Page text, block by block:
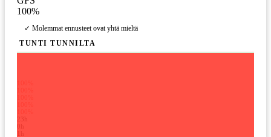
100%
✓ Molemmat ennusteet ovat yhtä mieltä
TUNTI TUNNILTA